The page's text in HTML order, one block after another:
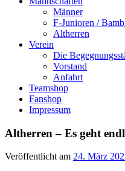
Männer
F-Junioren /
Altherren
Verein
Die
Vorstand
Anfahrt
Teamshop
Fanshop
Impressum
Altherren – Es geht
Veröffentlicht am 24. März